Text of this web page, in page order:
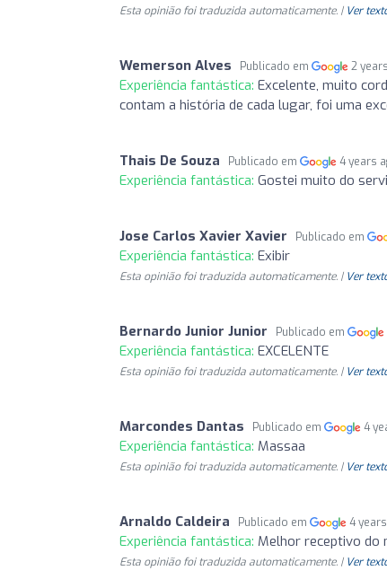
Esta opinião foi traduzida automaticamente. | Ver
Wemerson Alves Publicado em 2
Experiência fantástica: Excelente, muito
contam a história de cada lugar, foi uma
Thais De Souza Publicado em 4 years
Experiência fantástica: Gostei muito do
Jose Carlos Xavier Xavier Publicado em
Experiência fantástica: Exibir
Esta opinião foi traduzida automaticamente. | Ver
Bernardo Junior Junior Publicado em
Experiência fantástica: EXCELENTE
Esta opinião foi traduzida automaticamente. | Ver
Marcondes Dantas Publicado em 4
Experiência fantástica: Massaa
Esta opinião foi traduzida automaticamente. | Ver
Arnaldo Caldeira Publicado em 4
Experiência fantástica: Melhor receptivo do
Esta opinião foi traduzida automaticamente. | Ver